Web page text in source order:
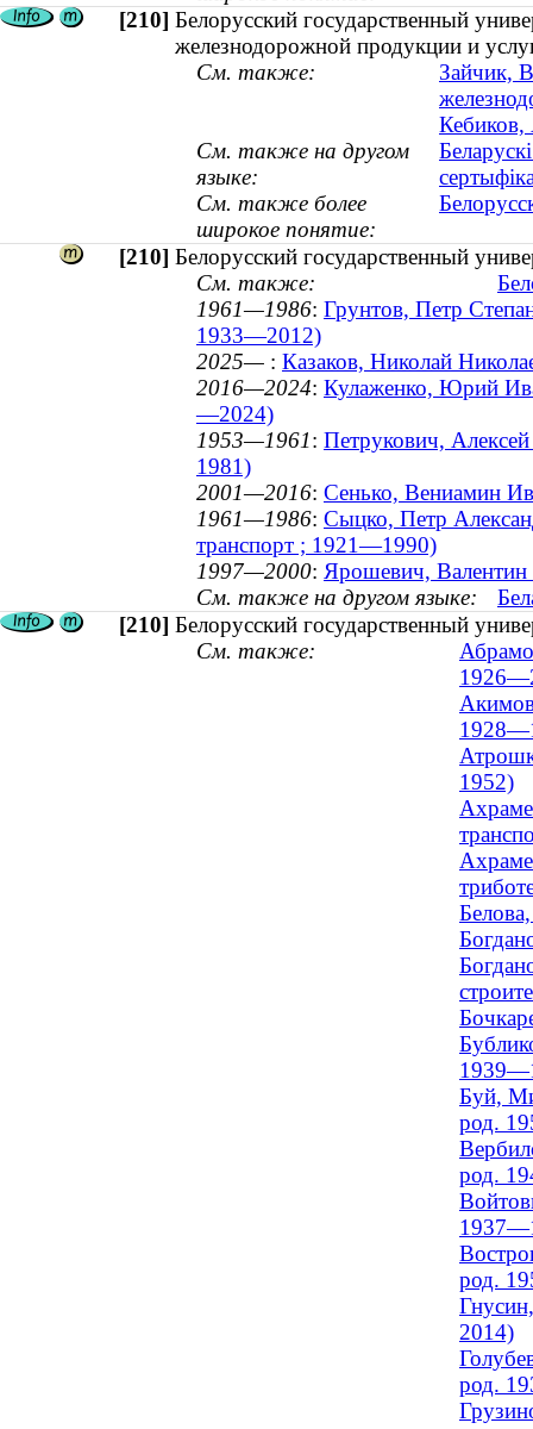
[210] Белорусский государственный
железнодорожной продукции и
См. также:
Зайчик,
Кебиков,
См. также на другом
языке:
См. также более
широкое понятие:
[210] Белорусский государственный
См. также:
1961—1986: Грунтов, Петр
1933—2012)
2025— : Казаков, Николай
2016—2024: Кулаженко, Юрий
—2024)
1953—1961: Петрукович,
1981)
2001—2016: Сенько, Вениамин
1961—1986: Сыцко, Петр
транспорт ; 1921—1990)
1997—2000: Ярошевич, Валентин
См. также на другом языке:
[210] Белорусский государственный
См. также:
1952)
Буй,
род.
род.
род.
2014)
род.